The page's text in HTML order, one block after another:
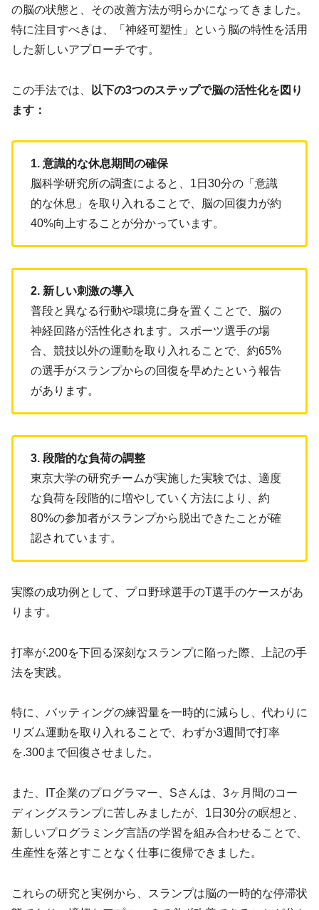
の脳の状態と、その改善方法が明らかになってきました。
特に注目すべきは、「神経可塑性」という脳の特性を活用
した新しいアプローチです。
この手法では、
以下の3つのステップで脳の活性化を図り
ます：
1. 意識的な休息期間の確保
脳科学研究所の調査によると、1日30分の「意識
的な休息」を取り入れることで、脳の回復力が約
40%向上することが分かっています。
2. 新しい刺激の導入
普段と異なる行動や環境に身を置くことで、脳の
神経回路が活性化されます。スポーツ選手の場
合、競技以外の運動を取り入れることで、約65%
の選手がスランプからの回復を早めたという報告
があります。
3. 段階的な負荷の調整
東京大学の研究チームが実施した実験では、適度
な負荷を段階的に増やしていく方法により、約
80%の参加者がスランプから脱出できたことが確
認されています。
実際の成功例として、プロ野球選手のT選手のケースがあ
ります。
打率が.200を下回る深刻なスランプに陥った際、上記の手
法を実践。
特に、バッティングの練習量を一時的に減らし、代わりに
リズム運動を取り入れることで、わずか3週間で打率
を.300まで回復させました。
また、IT企業のプログラマー、Sさんは、3ヶ月間のコー
ディングスランプに苦しみましたが、1日30分の瞑想と、
新しいプログラミング言語の学習を組み合わせることで、
生産性を落とすことなく仕事に復帰できました。
これらの研究と実例から、スランプは脳の一時的な停滞状